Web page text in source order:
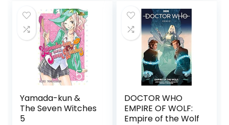
Yamada-kun &
The Seven Witches
5
DOCTOR WHO
EMPIRE OF WOLF:
Empire of the Wolf